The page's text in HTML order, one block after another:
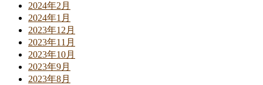
2024年2月
2024年1月
2023年12月
2023年11月
2023年10月
2023年9月
2023年8月